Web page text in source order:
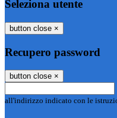
Seleziona utente
button close ×
Recupero password
button close ×
all'indirizzo indicato con le